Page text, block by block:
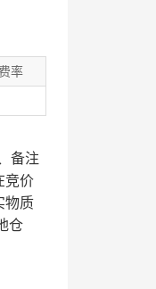
率
备注
竞价
物质
仓